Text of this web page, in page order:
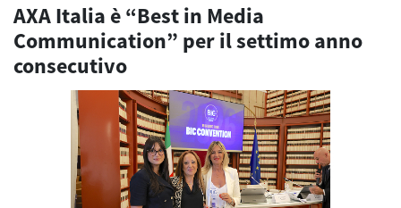
AXA Italia è “Best in Media
Communication” per il settimo anno
consecutivo